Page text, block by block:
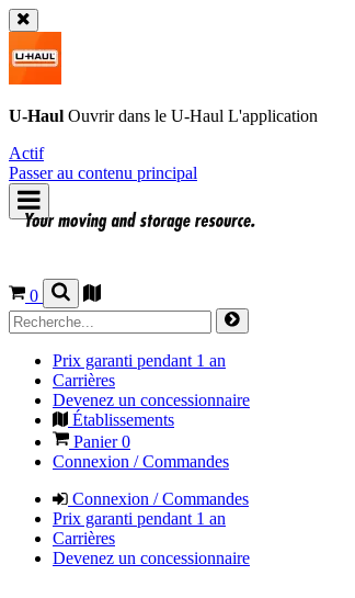
U-Haul Ouvrir dans le U-Haul L'application
Actif
Passer au contenu principal
0
Prix garanti pendant 1 an
Carrières
Devenez un concessionnaire
Établissements
Panier0
Connexion / Commandes
Connexion / Commandes
Prix garanti pendant 1 an
Carrières
Devenez un concessionnaire